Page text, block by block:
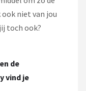
niet van jou
toch ook?
de
vind je